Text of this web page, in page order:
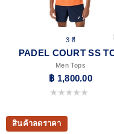
3 สี
PADEL COURT SS
Men Tops
฿ 1,800.00
0.0 จาก 5 ดาว
สินค้าลดราคา